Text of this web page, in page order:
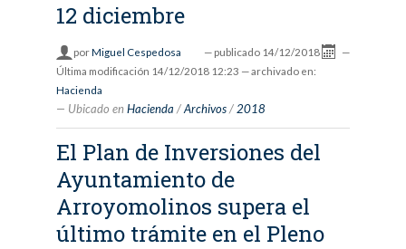
12 diciembre
porMiguel Cespedosa — publicado 14/12/2018
—
Última modificación 14/12/2018 12:23 — archivado en:
Hacienda
Ubicado en Hacienda /Archivos /2018
El Plan de Inversiones del
Ayuntamiento de
Arroyomolinos supera el
último trámite en el Pleno